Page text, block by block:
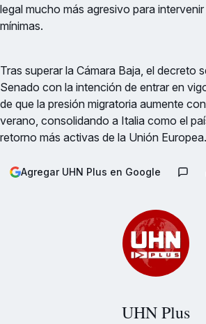
legal mucho más agresivo para
mínimas.
Tras superar la Cámara Baja, el decreto
Senado con la intención de entrar en
de que la presión migratoria aumente
verano, consolidando a Italia como el
retorno más activas de la Unión Europea.
Agregar UHN Plus en Google
UHN Plus